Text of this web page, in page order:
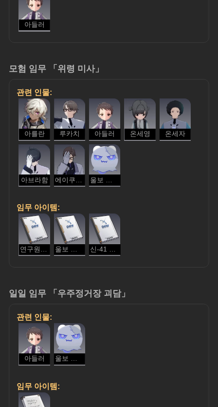
아들러
모험 임무 「위령 미사」
관련 인물:
아를란 루카치 아들러 온세영 온세자
아브라함
임무 아이템:
일일 임무 「우주정거장 괴담」
관련 인물:
아들러 울보 유령
임무 아이템: